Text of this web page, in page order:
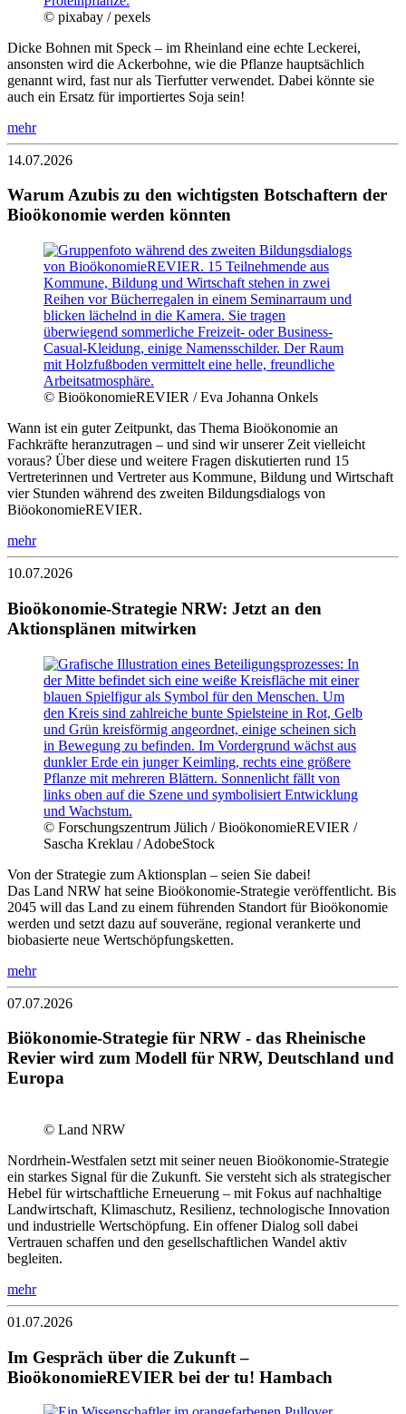
© pixabay / pexels
Dicke Bohnen mit Speck – im Rheinland eine echte Leckerei,
ansonsten wird die Ackerbohne, wie die Pflanze hauptsächlich
genannt wird, fast nur als Tierfutter verwendet. Dabei könnte sie
auch ein Ersatz für importiertes Soja sein!
mehr
14.07.2026
Warum Azubis zu den wichtigsten Botschaftern der
Bioökonomie werden könnten
© BioökonomieREVIER / Eva Johanna Onkels
Wann ist ein guter Zeitpunkt, das Thema Bioökonomie an
Fachkräfte heranzutragen – und sind wir unserer Zeit vielleicht
voraus? Über diese und weitere Fragen diskutierten rund 15
Vertreterinnen und Vertreter aus Kommune, Bildung und Wirtschaft
vier Stunden während des zweiten Bildungsdialogs von
BiöokonomieREVIER.
mehr
10.07.2026
Bioökonomie-Strategie NRW: Jetzt an den
Aktionsplänen mitwirken
© Forschungszentrum Jülich / BioökonomieREVIER /
Sascha Kreklau / AdobeStock
Von der Strategie zum Aktionsplan – seien Sie dabei!
Das Land NRW hat seine Bioökonomie-Strategie veröffentlicht. Bis
2045 will das Land zu einem führenden Standort für Bioökonomie
werden und setzt dazu auf souveräne, regional verankerte und
biobasierte neue Wertschöpfungsketten.
mehr
07.07.2026
Biökonomie-Strategie für NRW - das Rheinische
Revier wird zum Modell für NRW, Deutschland und
Europa
© Land NRW
Nordrhein-Westfalen setzt mit seiner neuen Bioökonomie-Strategie
ein starkes Signal für die Zukunft. Sie versteht sich als strategischer
Hebel für wirtschaftliche Erneuerung – mit Fokus auf nachhaltige
Landwirtschaft, Klimaschutz, Resilienz, technologische Innovation
und industrielle Wertschöpfung. Ein offener Dialog soll dabei
Vertrauen schaffen und den gesellschaftlichen Wandel aktiv
begleiten.
mehr
01.07.2026
Im Gespräch über die Zukunft –
BioökonomieREVIER bei der tu! Hambach